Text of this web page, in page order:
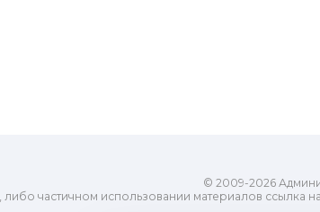
© 2009-2026
частичном использовании материалов ссылка